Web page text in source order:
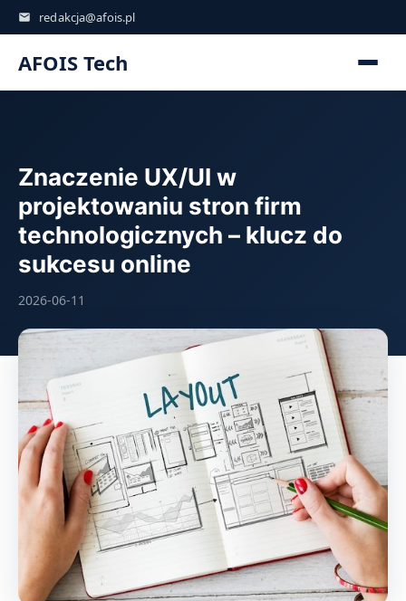
redakcja@afois.pl
AFOIS Tech
Znaczenie UX/UI w
projektowaniu stron firm
technologicznych – klucz do
sukcesu online
2026-06-11